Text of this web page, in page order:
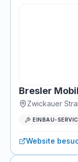
Bresler
Zwickauer
EINBAU-
Website